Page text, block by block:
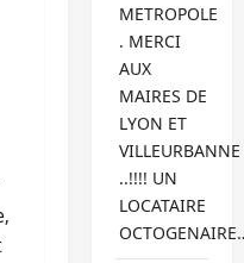
METROPOLE
. MERCI
AUX
MAIRES DE
LYON ET
VILLEURBANNE
..!!!! UN
LOCATAIRE